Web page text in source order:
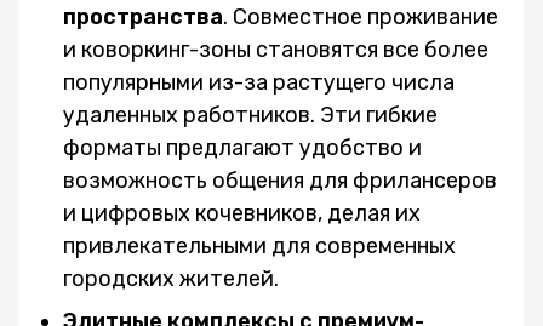
пространства. Совместное проживание
и коворкинг-зоны становятся все более
популярными из-за растущего числа
удаленных работников. Эти гибкие
форматы предлагают удобство и
возможность общения для фрилансеров
и цифровых кочевников, делая их
привлекательными для современных
городских жителей.